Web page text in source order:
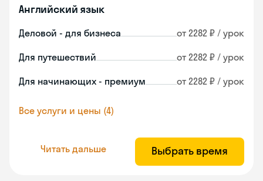
Английский язык
Деловой - для бизнеса от 2282 ₽ / урок
Для путешествий от 2282 ₽ / урок
Для начинающих - премиум от 2282 ₽ / урок
Все услуги и цены (4)
Читать дальше Выбрать время